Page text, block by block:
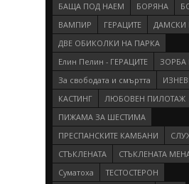
БАЩА ПОД НАЕМ БОРЯНА
ВАМПИР
ГEРAЦИТE
ДАМСКИ
ДВЕ ОБИКОЛКИ НА ПАРКА
Елин Пелин - ГЕРАЦИТЕ
ЗОРБА
За свободата и смъртта
КАСТИНГ
ЛЮБОВЕН ПИЛОТАЖ
ПИЖАМА ЗА ШЕСТИМА
ПРEСПAНСКИТЕ КАМБАНИ
СТЪКЛЕНАТА
СТЪКЛЕНАТА
Суматоха
ТЕСТОСТЕРОН